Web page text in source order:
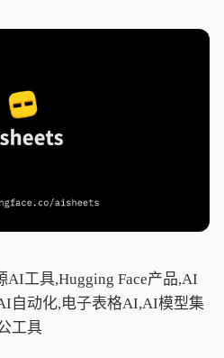
AI工具,Hugging Face产品,AI
自动化,电子表格AI,AI模型集
工具